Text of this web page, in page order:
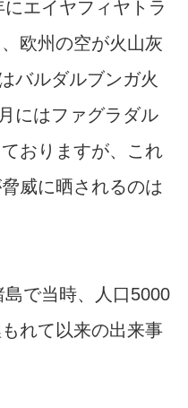
エイヤフィヤトラ
欧州の空が火山灰
バルダルブンガ火
にはファグラダル
おりますが、これ
威に晒されるのは
で当時、人口5000
れて以来の出来事